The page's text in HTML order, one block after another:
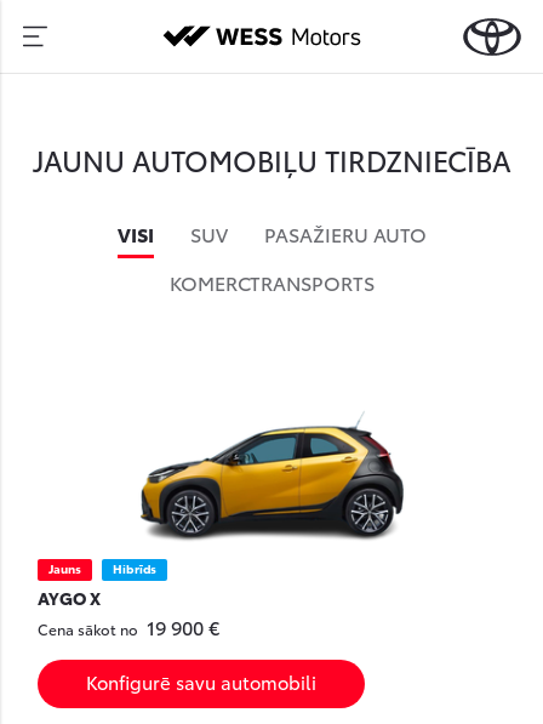
JAUNU AUTOMOBIĻU TIRDZNIECĪBA
VISI SUV
PASAŽIERU AUTO
KOMERCTRANSPORTS
Jauns Hibrīds
AYGO X
Cena sākot no 19 900 €
Konfigurē savu automobili